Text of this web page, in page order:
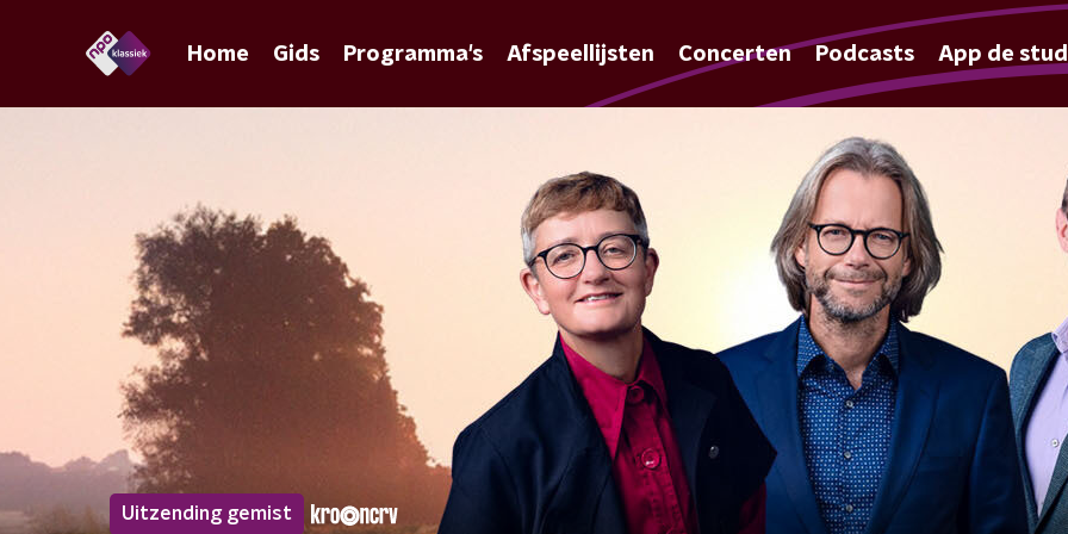
Home Gids Programma's Afspeellijsten Concerten Podcasts App de
Uitzending gemist